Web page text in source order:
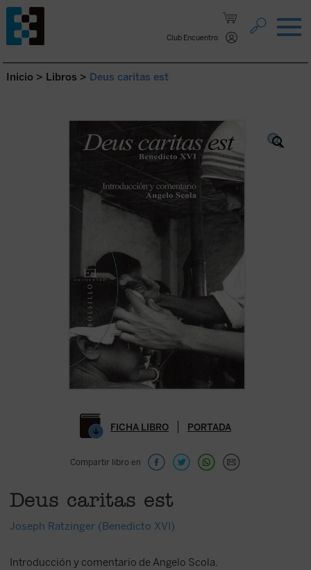
Club Encuentro
Saltar al contenido.
Inicio > Libros > Deus caritas est
FICHA LIBRO PORTADA
Compartir libro en
Deus caritas est
Joseph Ratzinger (Benedicto XVI)
Introducción y comentario de Angelo Scola.